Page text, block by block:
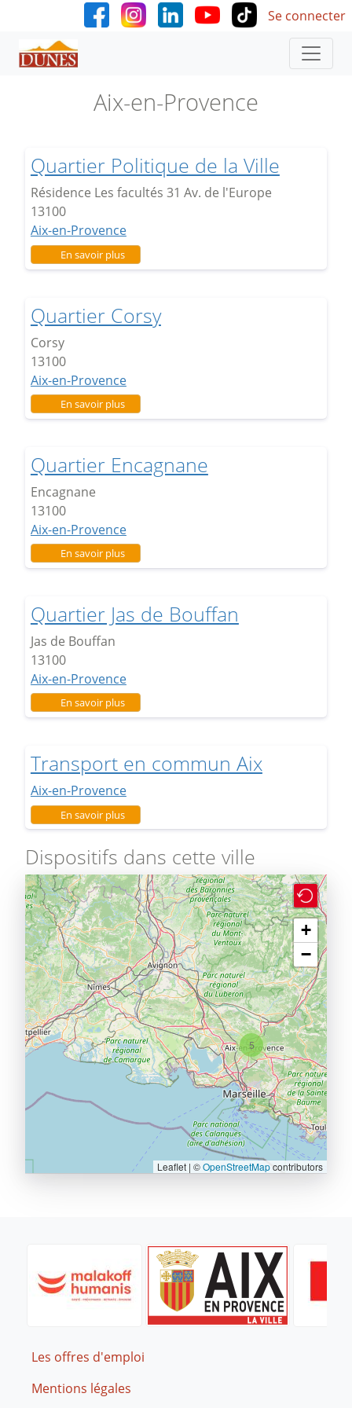
Aller au contenu principal User
Se connecter
Aix-en-Provence
Quartier Politique de la Ville
Résidence Les facultés 31 Av. de l'Europe
13100
Aix-en-Provence
En savoir plussur Quartier Politique de la Ville
Quartier Corsy
Corsy
13100
Aix-en-Provence
En savoir plussur Quartier Corsy
Quartier Encagnane
Encagnane
13100
Aix-en-Provence
En savoir plussur Quartier Encagnane
Quartier Jas de Bouffan
Jas de Bouffan
13100
Aix-en-Provence
En savoir plussur Quartier Jas de Bouffan
Transport en commun Aix
Aix-en-Provence
En savoir plussur Transport en commun Aix
Dispositifs dans cette ville
5
+
−
Leaflet | ©OpenStreetMapcontributors
Footer
Les offres d'emploi
Mentions légales